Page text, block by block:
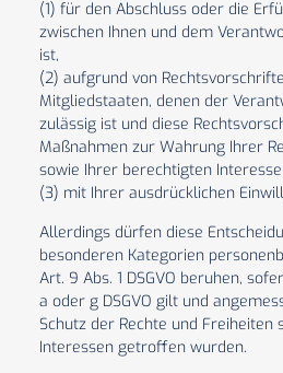
(1) für den Abschluss oder die
zwischen Ihnen und dem
ist,
(2) aufgrund von
Mitgliedstaaten, denen der
zulässig ist und diese
Maßnahmen zur Wahrung Ihrer
sowie Ihrer berechtigten
(3) mit Ihrer ausdrücklichen
Allerdings dürfen diese
besonderen Kategorien
Art. 9 Abs. 1 DSGVO beruhen,
a oder g DSGVO gilt und
Schutz der Rechte und
Interessen getroffen wurden.